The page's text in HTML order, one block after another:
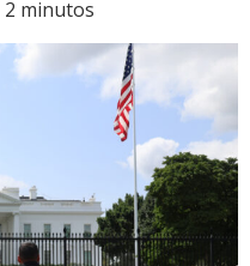
2 minutos